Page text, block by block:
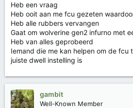
a
r
t
e
r
Heb een vraag
Heb ooit aan me fcu gezeten
Heb alle rubbers vervangen
Gaat om wolverine gen2 infurno met
Heb van alles geprobeerd
Iemand die me kan helpen om de fcu
juiste dwell instelling is
gambit
Well-Known Member